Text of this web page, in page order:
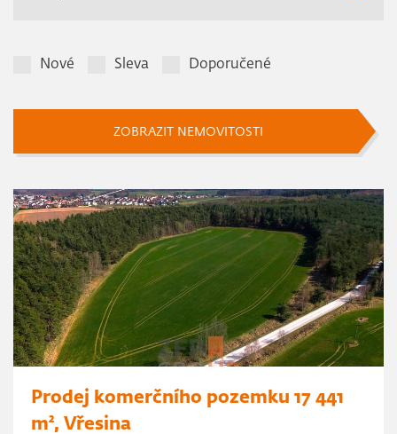
Nové Sleva Doporučené
ZOBRAZIT NEMOVITOSTI
Prodej komerčního pozemku 17 441
m², Vřesina